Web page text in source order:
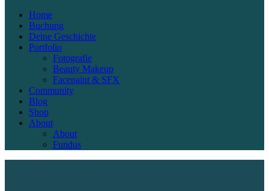
Home
Buchung
Deine Geschichte
Portfolio
Fotografie
Beauty Makeup
Facepaint & SFX
Community
Blog
Shop
About
About
Fundus